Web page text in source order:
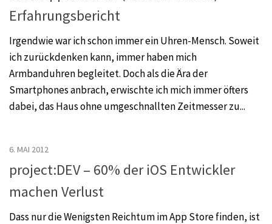
Erfahrungsbericht
Irgendwie war ich schon immer ein Uhren-Mensch. Soweit
ich zurückdenken kann, immer haben mich
Armbanduhren begleitet. Doch als die Ära der
Smartphones anbrach, erwischte ich mich immer öfters
dabei, das Haus ohne umgeschnallten Zeitmesser zu...
6. MAI 2012
project:DEV – 60% der iOS Entwickler
machen Verlust
Dass nur die Wenigsten Reichtum im App Store finden, ist